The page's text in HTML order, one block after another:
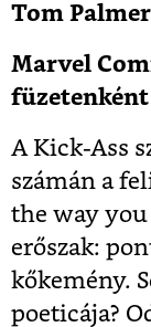
Tom Palmer
Marvel
füzetenként
A Kick-Ass
számán a
the way
erőszak:
kőkemény.
poeticája?